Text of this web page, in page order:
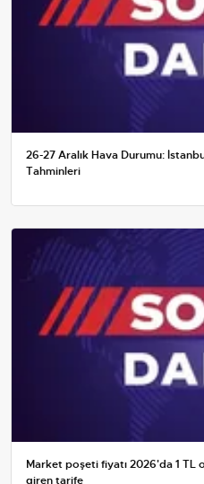
26-27 Aralık Hava Durumu:
Tahminleri
Market poşeti fiyatı 2026'da 1
giren tarife